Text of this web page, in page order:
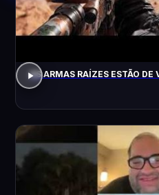
AS ARMAS RAÍZES ESTÃO DE